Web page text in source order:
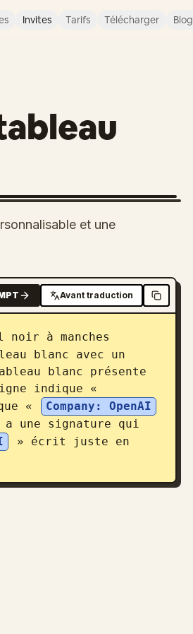
Invites Tarifs Télécharger Blog
et une
Avant traduction
à manches
blanc avec un
blanc présente
indique «
«
Company: OpenAI
une signature qui
» écrit juste en